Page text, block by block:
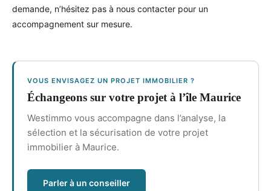
demande, n’hésitez pas à nous contacter pour un
accompagnement sur mesure.
VOUS ENVISAGEZ UN PROJET IMMOBILIER ?
Échangeons sur votre projet à l’île Maurice
Westimmo vous accompagne dans l’analyse, la
sélection et la sécurisation de votre projet
immobilier à Maurice.
Parler à un conseiller